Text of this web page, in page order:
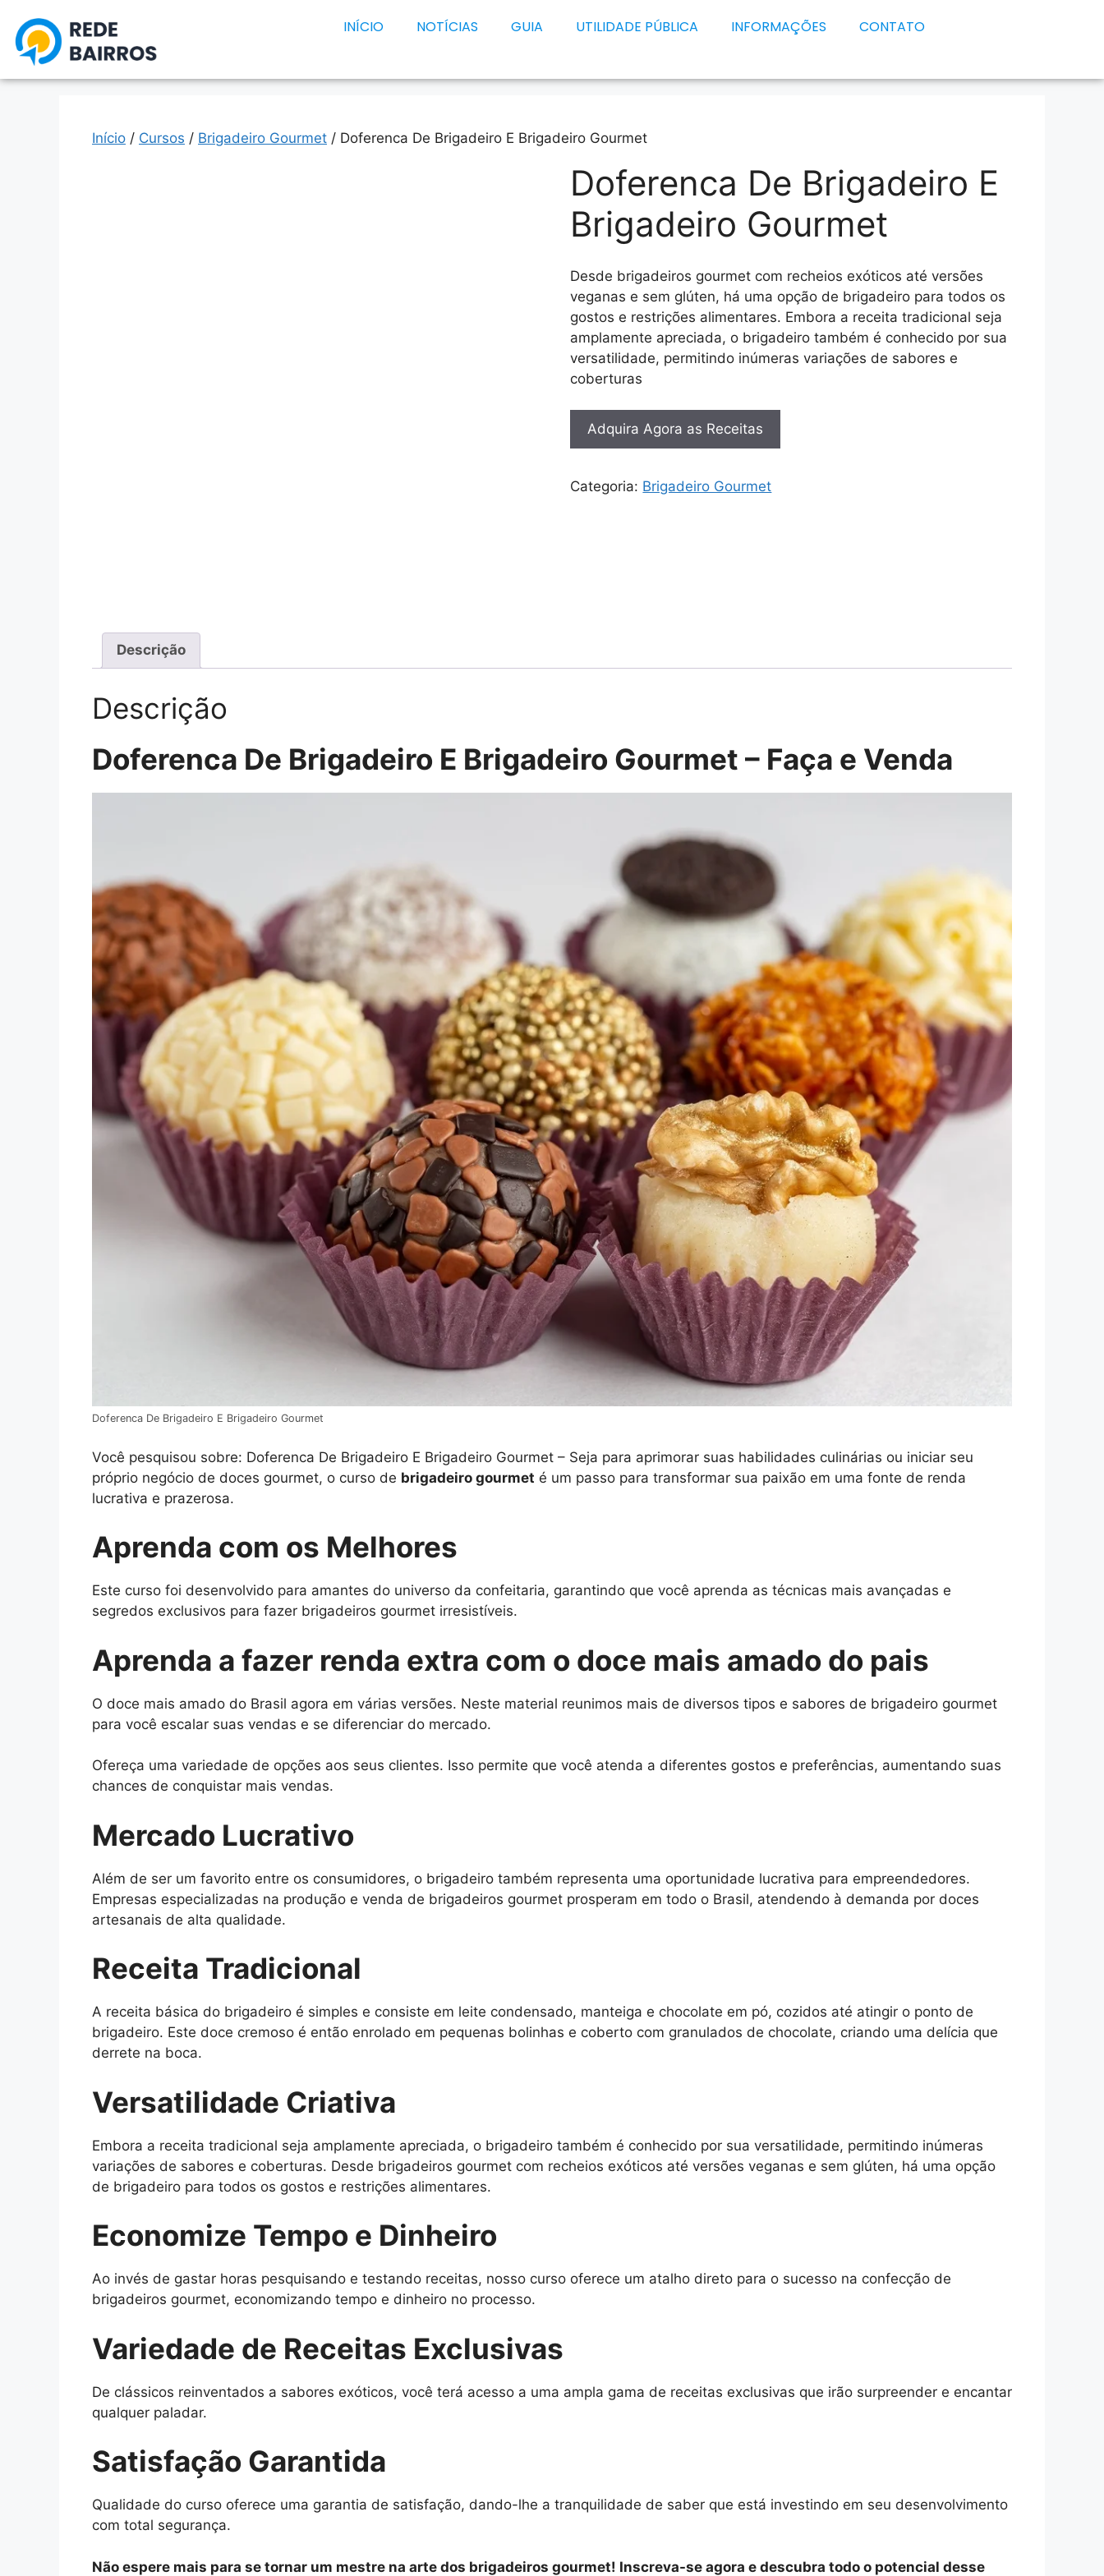
INÍCIO NOTÍCIAS GUIA UTILIDADE PÚBLICA INFORMAÇÕES CONTATO
Início / Cursos / Brigadeiro Gourmet / Doferenca De Brigadeiro E Brigadeiro Gourmet
Doferenca De Brigadeiro E
Brigadeiro Gourmet
Desde brigadeiros gourmet com recheios exóticos até versões
veganas e sem glúten, há uma opção de brigadeiro para todos os
gostos e restrições alimentares. Embora a receita tradicional seja
amplamente apreciada, o brigadeiro também é conhecido por sua
versatilidade, permitindo inúmeras variações de sabores e
coberturas
Adquira Agora as Receitas
Categoria: Brigadeiro Gourmet
Descrição
Descrição
Doferenca De Brigadeiro E Brigadeiro Gourmet – Faça e Venda
Doferenca De Brigadeiro E Brigadeiro Gourmet
Você pesquisou sobre: Doferenca De Brigadeiro E Brigadeiro Gourmet – Seja para aprimorar suas habilidades culinárias ou iniciar seu
próprio negócio de doces gourmet, o curso de brigadeiro gourmet é um passo para transformar sua paixão em uma fonte de renda
lucrativa e prazerosa.
Aprenda com os Melhores
Este curso foi desenvolvido para amantes do universo da confeitaria, garantindo que você aprenda as técnicas mais avançadas e
segredos exclusivos para fazer brigadeiros gourmet irresistíveis.
Aprenda a fazer renda extra com o doce mais amado do pais
O doce mais amado do Brasil agora em várias versões. Neste material reunimos mais de diversos tipos e sabores de brigadeiro gourmet
para você escalar suas vendas e se diferenciar do mercado.
Ofereça uma variedade de opções aos seus clientes. Isso permite que você atenda a diferentes gostos e preferências, aumentando suas
chances de conquistar mais vendas.
Mercado Lucrativo
Além de ser um favorito entre os consumidores, o brigadeiro também representa uma oportunidade lucrativa para empreendedores.
Empresas especializadas na produção e venda de brigadeiros gourmet prosperam em todo o Brasil, atendendo à demanda por doces
artesanais de alta qualidade.
Receita Tradicional
A receita básica do brigadeiro é simples e consiste em leite condensado, manteiga e chocolate em pó, cozidos até atingir o ponto de
brigadeiro. Este doce cremoso é então enrolado em pequenas bolinhas e coberto com granulados de chocolate, criando uma delícia que
derrete na boca.
Versatilidade Criativa
Embora a receita tradicional seja amplamente apreciada, o brigadeiro também é conhecido por sua versatilidade, permitindo inúmeras
variações de sabores e coberturas. Desde brigadeiros gourmet com recheios exóticos até versões veganas e sem glúten, há uma opção
de brigadeiro para todos os gostos e restrições alimentares.
Economize Tempo e Dinheiro
Ao invés de gastar horas pesquisando e testando receitas, nosso curso oferece um atalho direto para o sucesso na confecção de
brigadeiros gourmet, economizando tempo e dinheiro no processo.
Variedade de Receitas Exclusivas
De clássicos reinventados a sabores exóticos, você terá acesso a uma ampla gama de receitas exclusivas que irão surpreender e encantar
qualquer paladar.
Satisfação Garantida
Qualidade do curso oferece uma garantia de satisfação, dando-lhe a tranquilidade de saber que está investindo em seu desenvolvimento
com total segurança.
Não espere mais para se tornar um mestre na arte dos brigadeiros gourmet! Inscreva-se agora e descubra todo o potencial desse